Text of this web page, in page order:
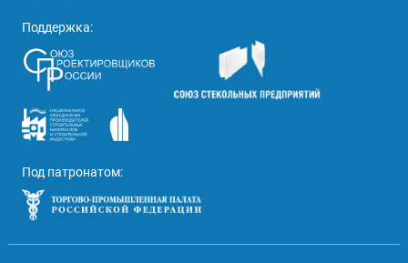
Поддержка:
Под патронатом: